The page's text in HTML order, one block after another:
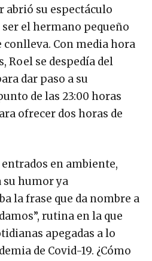
abrió su espectáculo
el hermano pequeño
Con media hora
Roel se despedía del
dar paso a su
de las 23:00 horas
ofrecer dos horas de
en ambiente,
su humor ya
la frase que da nombre a
rutina en la que
apegadas a lo
de Covid-19. ¿Cómo